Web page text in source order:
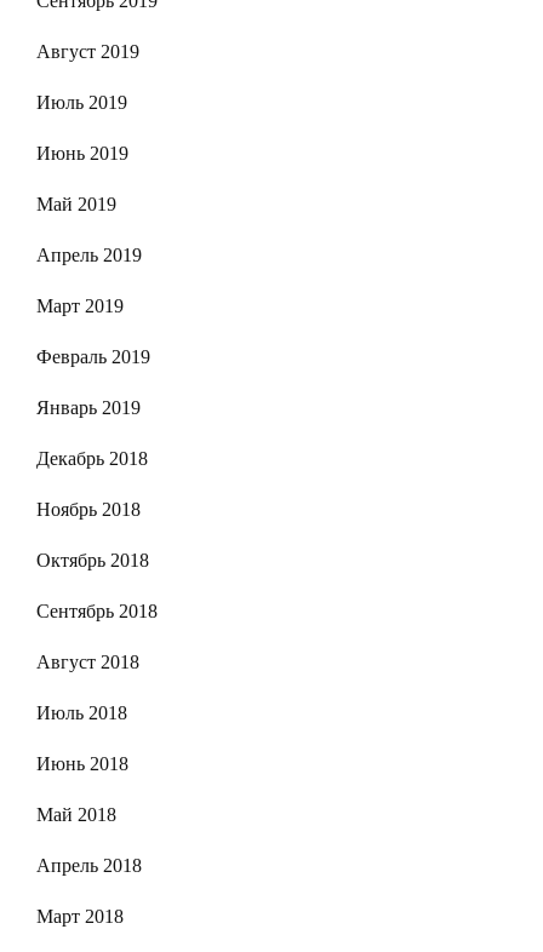
Август 2019
Июль 2019
Июнь 2019
Май 2019
Апрель 2019
Март 2019
Февраль 2019
Январь 2019
Декабрь 2018
Ноябрь 2018
Октябрь 2018
Сентябрь 2018
Август 2018
Июль 2018
Июнь 2018
Май 2018
Апрель 2018
Март 2018